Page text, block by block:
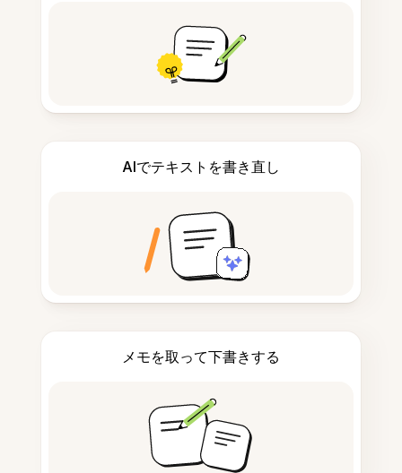
AIでテキストを書き直し
メモを取って下書きする